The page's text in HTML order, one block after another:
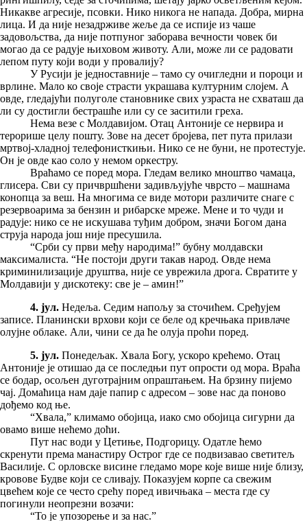
Никакве агресије, псовки. Нико никога не напада. Добра, мирна
лица. И да није незадрживе жеље да се испије из чаше
задовољства, да није потпуног заборава вечности човек би
могао да се радује њиховом животу. Али, може ли се радовати
лепом путу који води у провалију?
У Русији је једноставније – тамо су очигледни и пороци и
врлине. Мало ко своје страсти украшава културним слојем. А
овде, гледајући полуголе становнике свих узраста не схваташ да
ли су достигли бестрашће или су се заситили греха.
Нема везе с Молдавијом. Отац Антоније се нервира и
терорише целу пошту. Зове на десет бројева, пет пута прилази
мртвој-хладној телефонисткињи. Нико се не буни, не протестује.
Он је овде као соло у немом оркестру.
Враћамо се поред мора. Гледам велико мноштво чамаца,
глисера. Сви су причвршћени задивљујуће чврсто – машнама
конопца за веш. На многима се виде мотори различите снаге с
резервоарима за бензин и рибарске мреже. Мене и то чуди и
радује: нико се не искушава туђим добром, значи Богом дана
струја народа још није пресушила.
“Срби су први међу народима!” бубну молдавски
максималиста. “Не постоји други такав народ. Овде нема
криминилизације друштва, није се уврежила дрога. Свратите у
Молдавији у дискотеку: све је – амин!”
4. јул. Недеља. Седим напољу за сточићем. Сређујем
записе. Планински врхови који се беле од кречњака привлаче
олујне облаке. Али, чини се да ће олуја проћи поред.
5. јул. Понедељак. Хвала Богу, ускоро крећемо. Отац
Антоније је отишао да се последњи пут опрости од мора. Враћа
се бодар, осољен дуготрајним опраштањем. На брзину пијемо
чај. Домаћица нам даје папир с адресом – зове нас да поново
дођемо код ње.
“Хвала,” климамо обојица, иако смо обојица сигурни да
овамо више нећемо доћи.
Пут нас води у Цетиње, Подгорицу. Одатле ћемо
скренути према манастиру Острог где се подвизавао светитељ
Василије. С орловске висине гледамо море које више није близу,
кровове Будве који се сливају. Показујем корпе са свежим
цвећем које се често срећу поред ивичњака – места где су
погинули неопрезни возачи:
“То је упозорење и за нас.”